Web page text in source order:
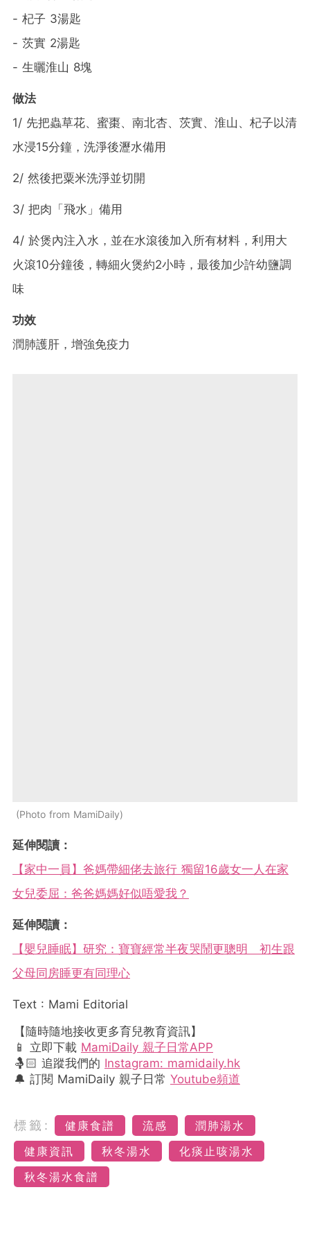
- 杞子 3湯匙
- 茨實 2湯匙
- 生曬淮山 8塊
做法
1/ 先把蟲草花、蜜棗、南北杏、茨實、淮山、杞子以清
水浸15分鐘，洗淨後瀝水備用
2/ 然後把粟米洗淨並切開
3/ 把肉「飛水」備用
4/ 於煲內注入水，並在水滾後加入所有材料，利用大
火滾10分鐘後，轉細火煲約2小時，最後加少許幼鹽調
味
功效
潤肺護肝，增強免疫力
Photo from MamiDaily
延伸閱讀：
【家中一員】爸媽帶細佬去旅行 獨留16歲女一人在家
女兒委屈：爸爸媽媽好似唔愛我？
延伸閱讀：
【嬰兒睡眠】研究：寶寶經常半夜哭鬧更聰明 初生跟
父母同房睡更有同理心
Text : Mami Editorial
【隨時隨地接收更多育兒教育資訊】
📱 立即下載 MamiDaily 親子日常APP
🤱🏻 追蹤我們的 Instagram: mamidaily.hk
🔔 訂閱 MamiDaily 親子日常 Youtube頻道
標籤: 健康食譜 流感
潤肺湯水
健康資訊
秋冬湯水
化痰止咳湯水
秋冬湯水食譜